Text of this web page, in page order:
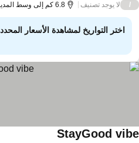
لا يوجد تصنيف 6.8 كم إلى وسط المدينة
اختر التواريخ لمشاهدة الأسعار المحددة
StayGoodمشاهدة الأسعار